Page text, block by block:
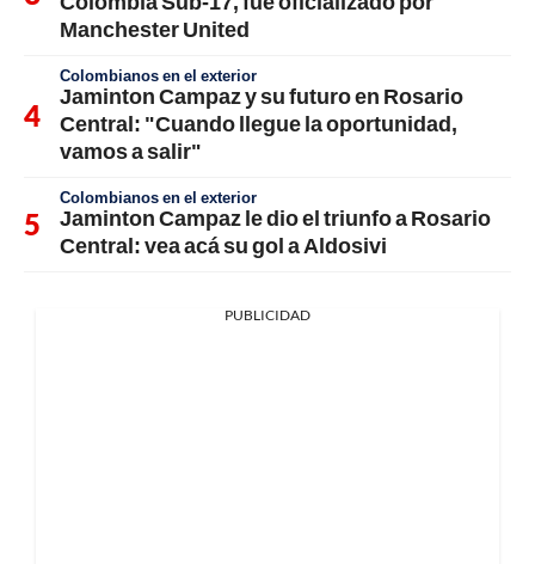
Manchester United
Colombianos en el exterior
Jaminton Campaz y su futuro en Rosario
Central: "Cuando llegue la oportunidad,
vamos a salir"
Colombianos en el exterior
Jaminton Campaz le dio el triunfo a Rosario
Central: vea acá su gol a Aldosivi
PUBLICIDAD